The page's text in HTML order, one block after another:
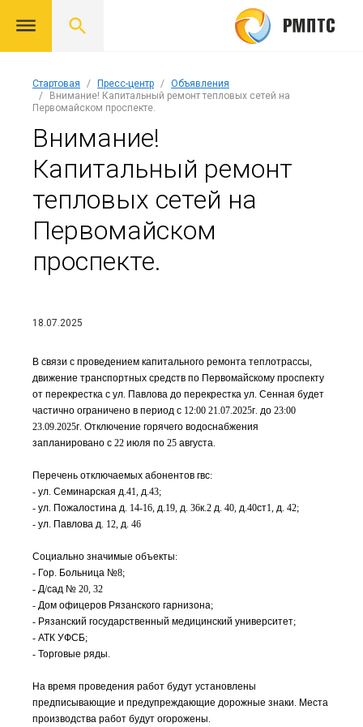
Стартовая Пресс-центр
Объявления
Внимание! Капитальный ремонт тепловых сетей на
Первомайском проспекте.
Внимание!
Капитальный ремонт
тепловых сетей на
Первомайском
проспекте.
18.07.2025
В связи с проведением капитального ремонта теплотрассы,
движение транспортных средств по Первомайскому проспекту
от перекрестка с ул. Павлова до перекрестка ул. Сенная будет
частично ограничено в период с 12:00 21.07.2025г. до 23:00
23.09.2025г. Отключение горячего водоснабжения
запланировано с 22 июля по 25 августа.
Перечень отключаемых абонентов гвс:
- ул. Семинарская д.41, д.43;
- ул. Пожалостина д. 14-16, д.19, д. 36к.2 д. 40, д.40ст1, д. 42;
- ул. Павлова д. 12, д. 46
Социально значимые объекты:
- Гор. Больница №8;
- Д/сад № 20, 32
- Дом офицеров Рязанского гарнизона;
- Рязанский государственный медицинский университет;
- АТК УФСБ;
- Торговые ряды.
На время проведения работ будут установлены
предписывающие и предупреждающие дорожные знаки. Места
производства работ будут огорожены.